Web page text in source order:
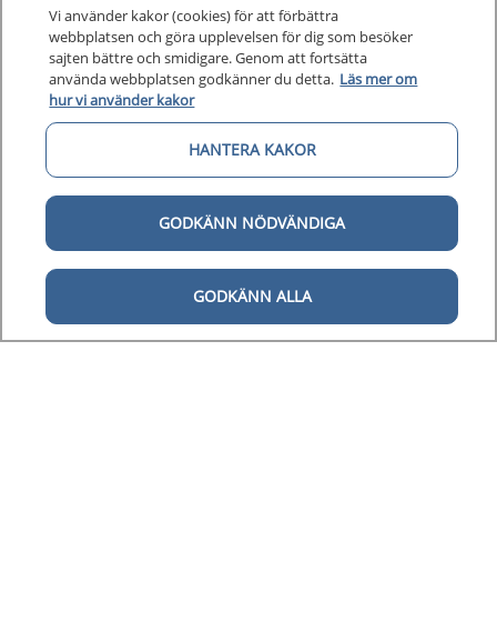
Vi använder kakor (cookies) för att förbättra
webbplatsen och göra upplevelsen för dig som besöker
sajten bättre och smidigare. Genom att fortsätta
använda webbplatsen godkänner du detta. Läs mer om
hur vi använder kakor
HANTERA KAKOR
GODKÄNN NÖDVÄNDIGA
GODKÄNN ALLA